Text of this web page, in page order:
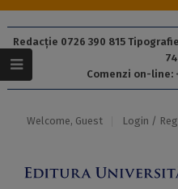
Redacție 0726 390 815
Comenzi on-line:
Welcome, Guest Login /